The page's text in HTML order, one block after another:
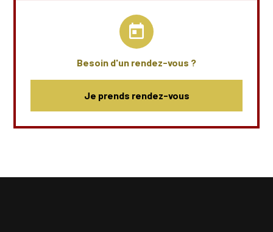
today
Besoin d'un rendez-vous ?
Je prends rendez-vous